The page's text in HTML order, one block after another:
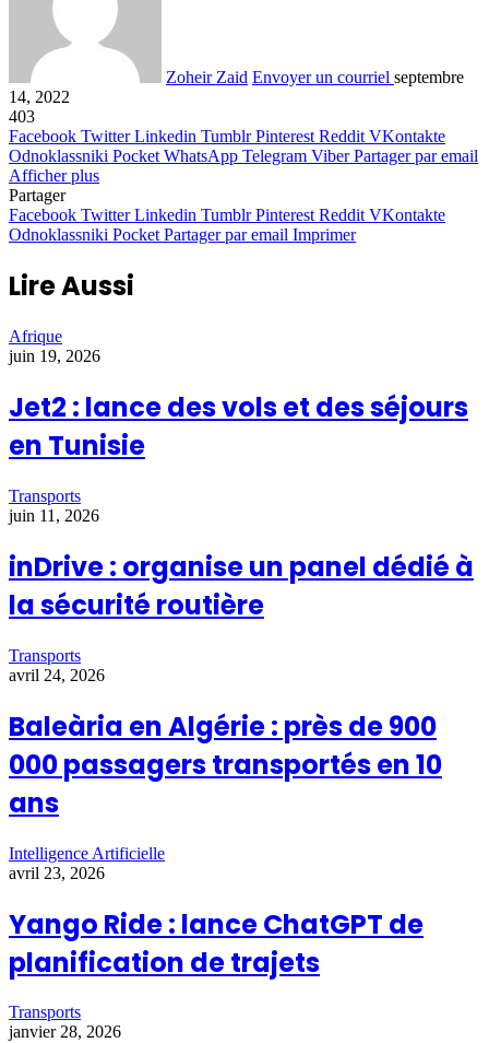
Zoheir Zaid Envoyer un courriel septembre
14, 2022
403
Facebook Twitter Linkedin Tumblr Pinterest Reddit VKontakte
Odnoklassniki Pocket WhatsApp Telegram Viber Partager par email
Afficher plus
Partager
Facebook Twitter Linkedin Tumblr Pinterest Reddit VKontakte
Odnoklassniki Pocket Partager par email Imprimer
Lire Aussi
Afrique
juin 19, 2026
Jet2 : lance des vols et des séjours
en Tunisie
Transports
juin 11, 2026
inDrive : organise un panel dédié à
la sécurité routière
Transports
avril 24, 2026
Baleària en Algérie : près de 900
000 passagers transportés en 10
ans
Intelligence Artificielle
avril 23, 2026
Yango Ride : lance ChatGPT de
planification de trajets
Transports
janvier 28, 2026